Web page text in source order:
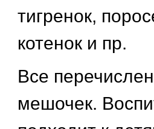
тигренок,
котенок и пр.
Все
мешочек.